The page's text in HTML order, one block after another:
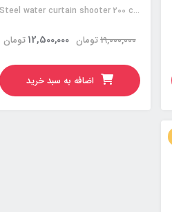
Steel water curtain shooter 200 cm
تومان19,000,000 تومان12,500,000
اضافه به سبد خرید